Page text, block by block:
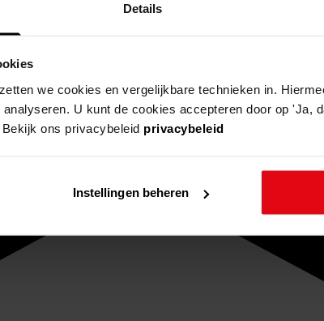
Details
we cookies en vergelijkbare technieken in.
U kunt de cookies accepteren door op 'Ja,
ons privacybeleid privacybeleid
Instellingen beheren